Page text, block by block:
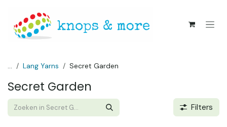
... Lang Yarns Secret Garden
Secret Garden
Filters